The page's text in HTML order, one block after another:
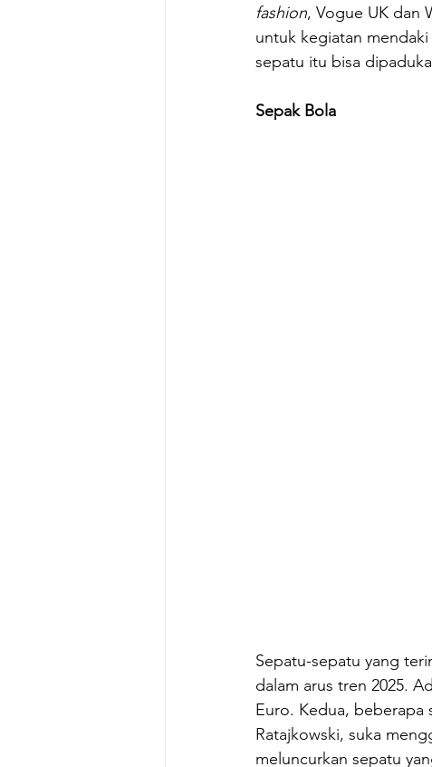
fashion, Vogue UK dan
untuk kegiatan
sepatu itu bisa
Sepak Bola
Sepatu-sepatu yang
dalam arus tren 2025.
Euro. Kedua, beberapa
Ratajkowski, suka
meluncurkan sepatu